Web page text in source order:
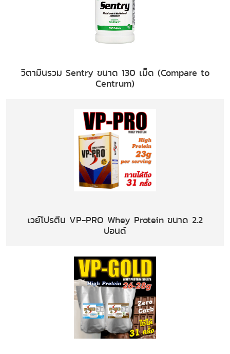
วิตามินรวม Sentry ขนาด 130 เม็ด (Compare to
Centrum)
เวย์โปรตีน VP-PRO Whey Protein ขนาด 2.2
ปอนด์